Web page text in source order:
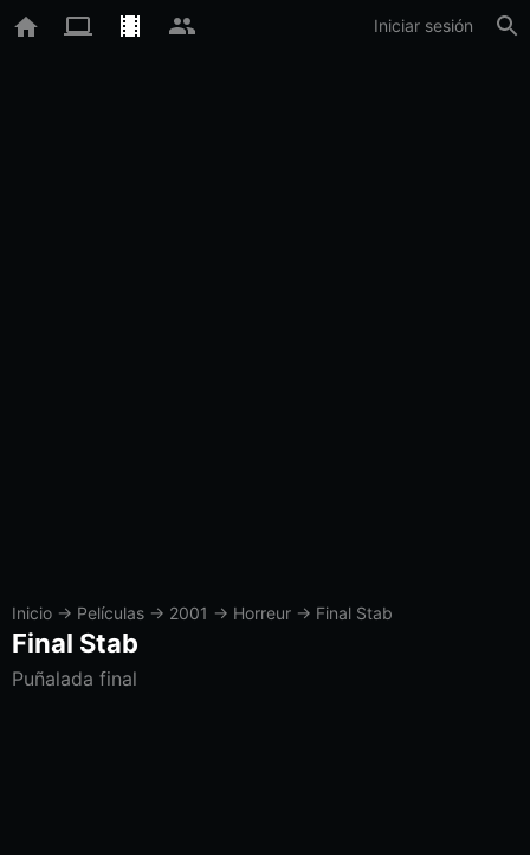
Iniciar sesión
Inicio → Películas → 2001 → Horreur → Final Stab
Final Stab
Puñalada final